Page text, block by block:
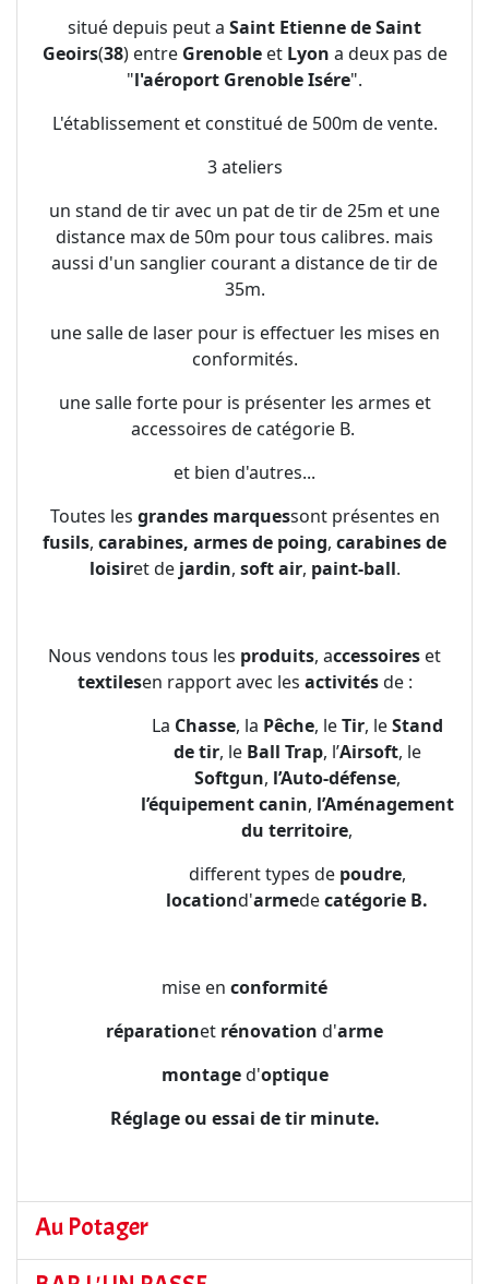
situé depuis peut a Saint Etienne de Saint
Geoirs(38) entre Grenobleet Lyon a deux pas de
"l'aéroport Grenoble Isére".
L'établissement et constitué de 500m de vente.
3 ateliers
un stand de tir avec un pat de tir de 25m et une
distance max de 50m pour tous calibres. mais
aussi d'un sanglier courant a distance de tir de
35m.
une salle de laser pour is effectuer les mises en
conformités.
une salle forte pour is présenter les armes et
accessoires de catégorie B.
et bien d'autres...
Toutes les grandes marquessont présentes en
fusils, carabines, armes de poing, carabines de
loisiret dejardin, soft air, paint-ball.
Nous vendons tous les produits, accessoires et
textilesen rapport avec les activitésde :
La Chasse, la Pêche, leTir, leStand
de tir, le Ball Trap, l’Airsoft, le
Softgun, l’Auto-défense,
l’équipement canin, l’Aménagement
du territoire,
different types depoudre,
locationd'armedecatégorie B.
mise en conformité
réparationet rénovation d'arme
montaged'optique
Réglage ou essai de tir minute.
Au Potager